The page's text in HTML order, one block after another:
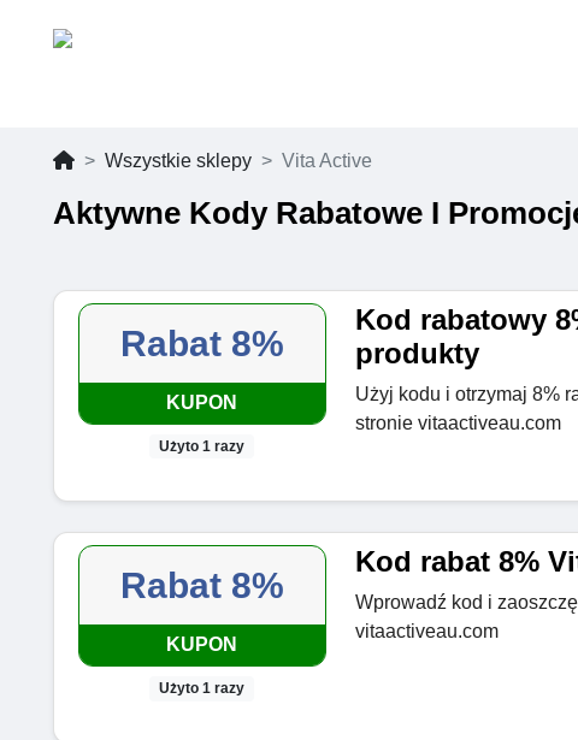
Wszystkie sklepy Vita Active
Aktywne Kody Rabatowe I
Rabat 8%
KUPON
Użyto 1 razy
Kod rabatowy
produkty
Użyj kodu i otrzymaj 8%
stronie vitaactiveau.com
Rabat 8%
KUPON
Użyto 1 razy
Kod rabat 8%
Wprowadź kod i
vitaactiveau.com